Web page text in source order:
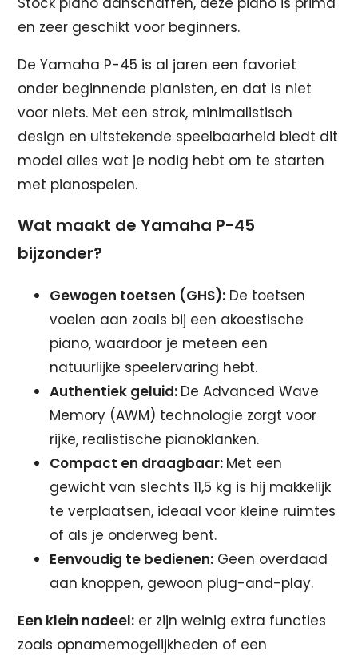
en zeer geschikt voor beginners.
De Yamaha P-45 is al jaren een favoriet
onder beginnende pianisten, en dat is niet
voor niets. Met een strak, minimalistisch
design en uitstekende speelbaarheid biedt dit
model alles wat je nodig hebt om te starten
met pianospelen.
Wat maakt de Yamaha P-45
bijzonder?
Gewogen toetsen (GHS): De toetsen
voelen aan zoals bij een akoestische
piano, waardoor je meteen een
natuurlijke speelervaring hebt.
Authentiek geluid: De Advanced Wave
Memory (AWM) technologie zorgt voor
rijke, realistische pianoklanken.
Compact en draagbaar: Met een
gewicht van slechts 11,5 kg is hij makkelijk
te verplaatsen, ideaal voor kleine ruimtes
of als je onderweg bent.
Eenvoudig te bedienen: Geen overdaad
aan knoppen, gewoon plug-and-play.
Een klein nadeel: er zijn weinig extra functies
zoals opnamemogelijkheden of een